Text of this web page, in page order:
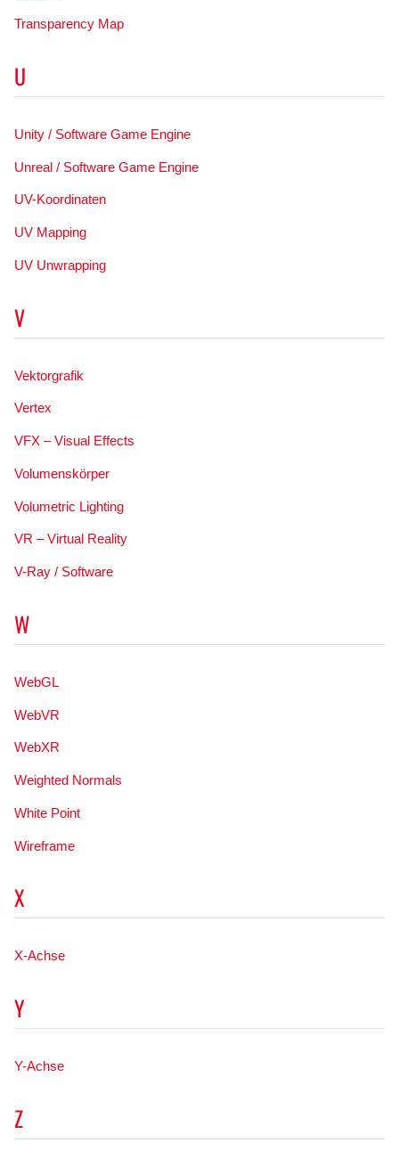
Transparency Map
U
Unity / Software Game Engine
Unreal / Software Game Engine
UV-Koordinaten
UV Mapping
UV Unwrapping
V
Vektorgrafik
Vertex
VFX – Visual Effects
Volumenskörper
Volumetric Lighting
VR – Virtual Reality
V-Ray / Software
W
WebGL
WebVR
WebXR
Weighted Normals
White Point
Wireframe
X
X-Achse
Y
Y-Achse
Z